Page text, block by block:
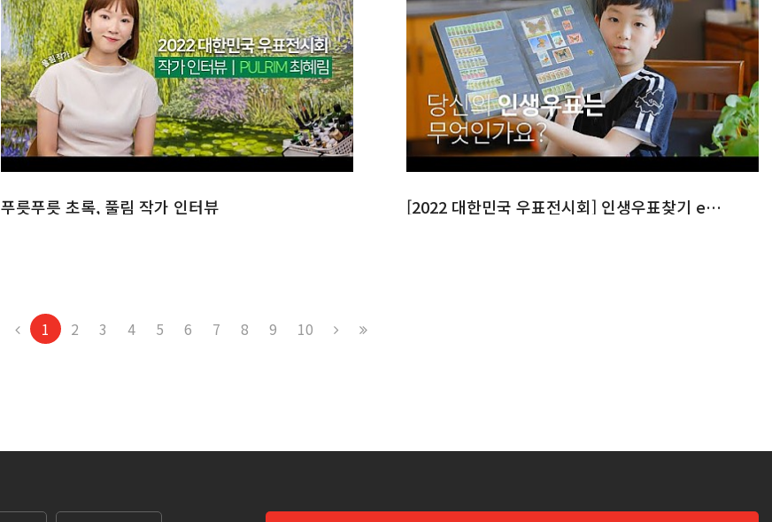
푸릇푸릇 초록, 풀림 작가 인터뷰 [2022 대한민국 우표전시회] 인생우표찾기 ep.1
1 2 3 4 5 6 7 8 9 10